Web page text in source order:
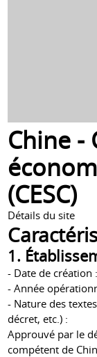
Chine -
(CESC)
Détails du site
1.
- Date de
- Année
- Nature des
décret, etc.) :
Approuvé par le
compétent de